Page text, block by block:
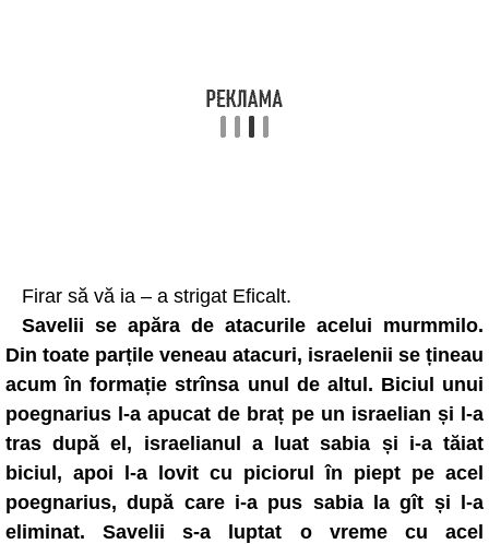
Firar să vă ia – a strigat Eficalt.
Savelii se apăra de atacurile acelui murmmilo.
Din toate parțile veneau atacuri, israelenii se țineau
acum în formație strînsa unul de altul. Biciul unui
poegnarius l-a apucat de braț pe un israelian și l-a
tras după el, israelianul a luat sabia și i-a tăiat
biciul, apoi l-a lovit cu piciorul în piept pe acel
poegnarius, după care i-a pus sabia la gît și l-a
eliminat. Savelii s-a luptat o vreme cu acel